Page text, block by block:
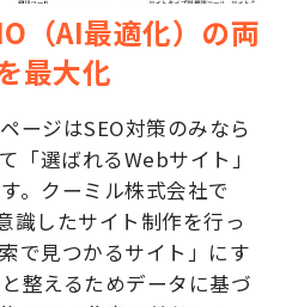
（AI最適化）の両
最大化
ージはSEO対策のみなら
「選ばれるWebサイト」
。クーミル株式会社で
識したサイト制作を行っ
で見つかるサイト」にす
整えるためデータに基づ